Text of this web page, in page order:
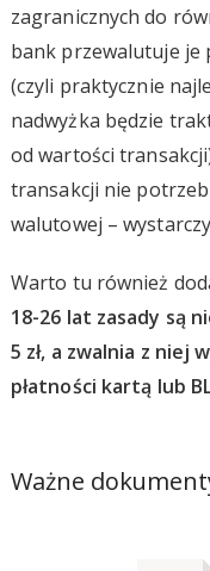
zagranicznych do
bank przewalutuje je
(czyli praktycznie
nadwyżka będzie
od wartości
transakcji nie
walutowej –
Warto tu również
18-26 lat zasady są
5 zł, a zwalnia z niej
płatności kartą lub
Ważne